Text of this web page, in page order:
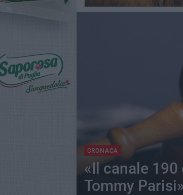
CRONACA
«Il canale 190
Tommy Parisi»